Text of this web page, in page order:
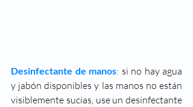
Desinfectante de manos: si no hay agua
y jabón disponibles y las manos no están
visiblemente sucias, use un desinfectante